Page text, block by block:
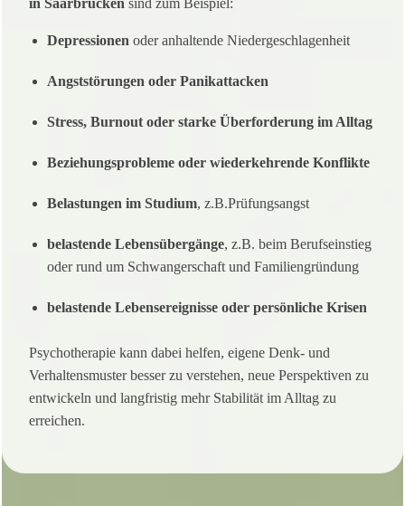
Depressionen oder anhaltende Niedergeschlagenheit
Angststörungen oder Panikattacken
Stress, Burnout oder starke Überforderung im Alltag
Beziehungsprobleme oder wiederkehrende Konflikte
Belastungen im Studium, z.B.Prüfungsangst
belastende Lebensübergänge, z.B. beim Berufseinstieg
oder rund um Schwangerschaft und Familiengründung
belastende Lebensereignisse oder persönliche Krisen
Psychotherapie kann dabei helfen, eigene Denk- und
Verhaltensmuster besser zu verstehen, neue Perspektiven zu
entwickeln und langfristig mehr Stabilität im Alltag zu
erreichen.